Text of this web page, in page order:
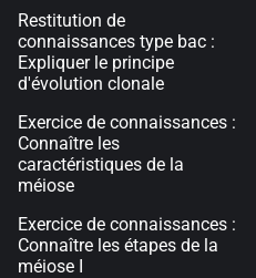
Restitution de
connaissances type bac :
Expliquer le principe
d'évolution clonale
Exercice de connaissances :
Connaître les
caractéristiques de la
méiose
Exercice de connaissances :
Connaître les étapes de la
méiose I